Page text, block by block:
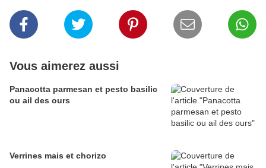
Vous aimerez aussi
Panacotta parmesan et pesto basilic
ou ail des ours
Verrines mais et chorizo